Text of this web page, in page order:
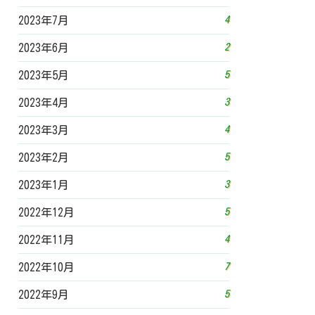
2023年7月 4
2023年6月 2
2023年5月 5
2023年4月 3
2023年3月 4
2023年2月 5
2023年1月 3
2022年12月 5
2022年11月 4
2022年10月 7
2022年9月 5